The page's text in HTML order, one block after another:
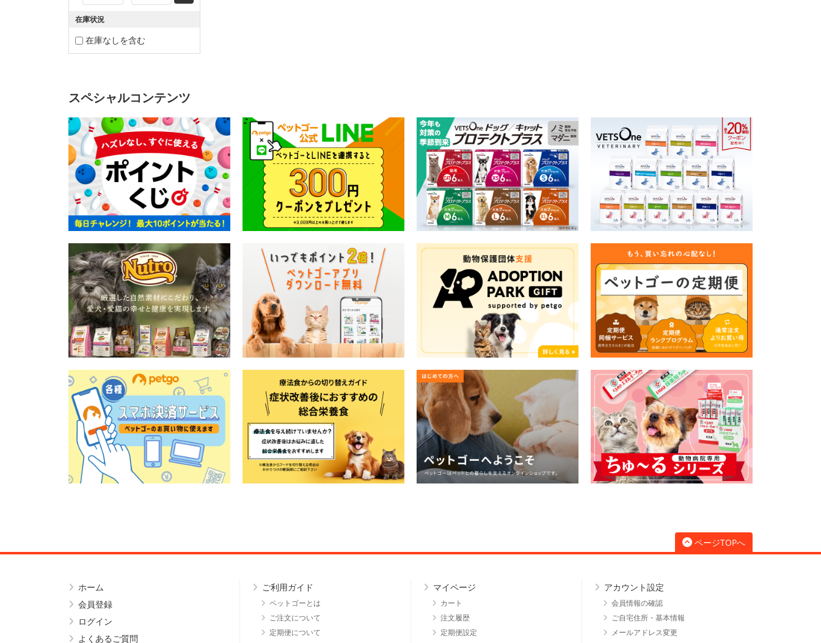
在庫状況
在庫なしを含む
スペシャルコンテンツ
ページTOPへ
ホーム
会員登録
ログイン
よくあるご質問
ご利用ガイド
ペットゴーとは
ご注文について
定期便について
マイページ
カート
注文履歴
定期便設定
アカウント設定
会員情報の確認
ご自宅住所・基本情報
メールアドレス変更